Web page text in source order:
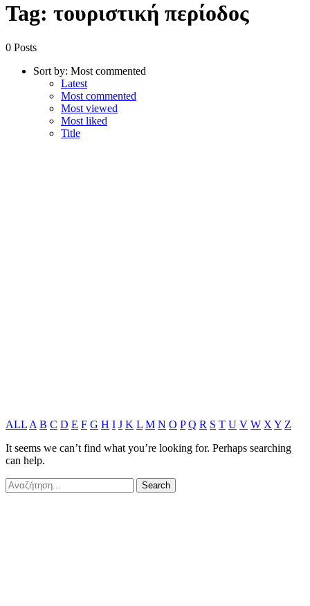
Tag: τουριστική περίοδος
0 Posts
Sort by: Most commented
Latest
Most commented
Most viewed
Most liked
Title
ALL A B C D E F G H I J K L M N O P Q R S T U V W X Y Z
It seems we can’t find what you’re looking for. Perhaps searching
can help.